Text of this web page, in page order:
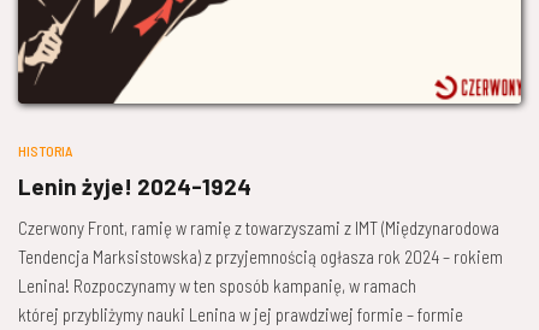
HISTORIA
Lenin żyje! 2024-1924
Czerwony Front, ramię w ramię z towarzyszami z IMT (Międzynarodowa
Tendencja Marksistowska) z przyjemnością ogłasza rok 2024 – rokiem
Lenina! Rozpoczynamy w ten sposób kampanię, w ramach
której przybliżymy nauki Lenina w jej prawdziwej formie – formie